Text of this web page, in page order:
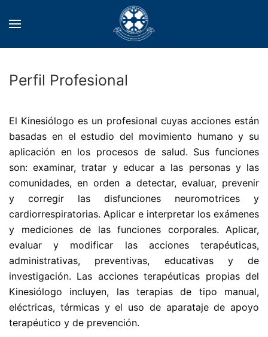
Perfil Profesional
El Kinesiólogo es un profesional cuyas acciones están
basadas en el estudio del movimiento humano y su
aplicación en los procesos de salud. Sus funciones
son: examinar, tratar y educar a las personas y las
comunidades, en orden a detectar, evaluar, prevenir
y corregir las disfunciones neuromotrices y
cardiorrespiratorias. Aplicar e interpretar los exámenes
y mediciones de las funciones corporales. Aplicar,
evaluar y modificar las acciones terapéuticas,
administrativas, preventivas, educativas y de
investigación. Las acciones terapéuticas propias del
Kinesiólogo incluyen, las terapias de tipo manual,
eléctricas, térmicas y el uso de aparataje de apoyo
terapéutico y de prevención.